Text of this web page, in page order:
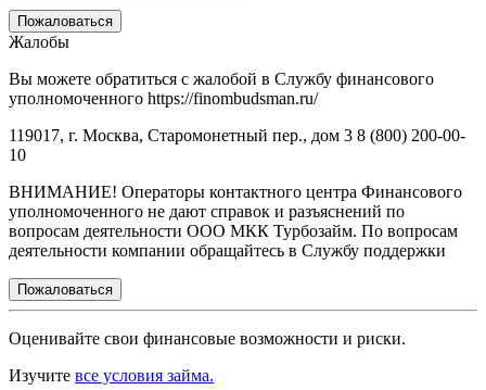
Пожаловаться
Жалобы
Вы можете обратиться с жалобой в Службу финансового
уполномоченного https://finombudsman.ru/
119017, г. Москва, Старомонетный пер., дом 3 8 (800) 200-00-
10
ВНИМАНИЕ! Операторы контактного центра Финансового
уполномоченного не дают справок и разъяснений по
вопросам деятельности ООО МКК Турбозайм. По вопросам
деятельности компании обращайтесь в Службу поддержки
Пожаловаться
Оценивайте свои финансовые возможности и риски.
Изучите все условия займа.